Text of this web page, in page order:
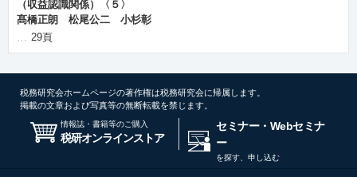
（収益認識関係）〈５〉
髙橋正朗 松尾公二 小杉彰
29頁
税務研究会ホームページの著作権は税務研究会に帰属します。
掲載の文章および写真等の無断転載を禁じます。
情報誌・書籍等のご購入
税研オンラインストア
セミナー・Webセミナ
ー
を探す、申し込む